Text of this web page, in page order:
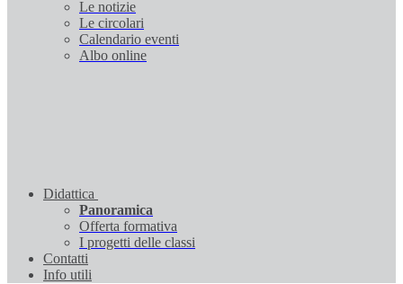
Le notizie
Le circolari
Calendario eventi
Albo online
Didattica
Panoramica
Offerta formativa
I progetti delle classi
Contatti
Info utili